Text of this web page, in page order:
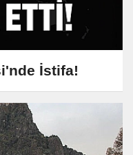
İstifa!